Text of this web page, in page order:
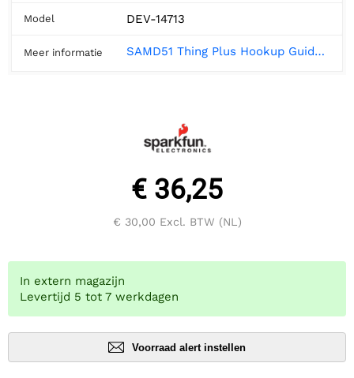
Model DEV-14713
Meer informatie SAMD51 Thing Plus Hookup Guide - SparkFun Learn
€ 36,25
€ 30,00 Excl. BTW (NL)
In extern magazijn
Levertijd 5 tot 7 werkdagen
Voorraad alert instellen